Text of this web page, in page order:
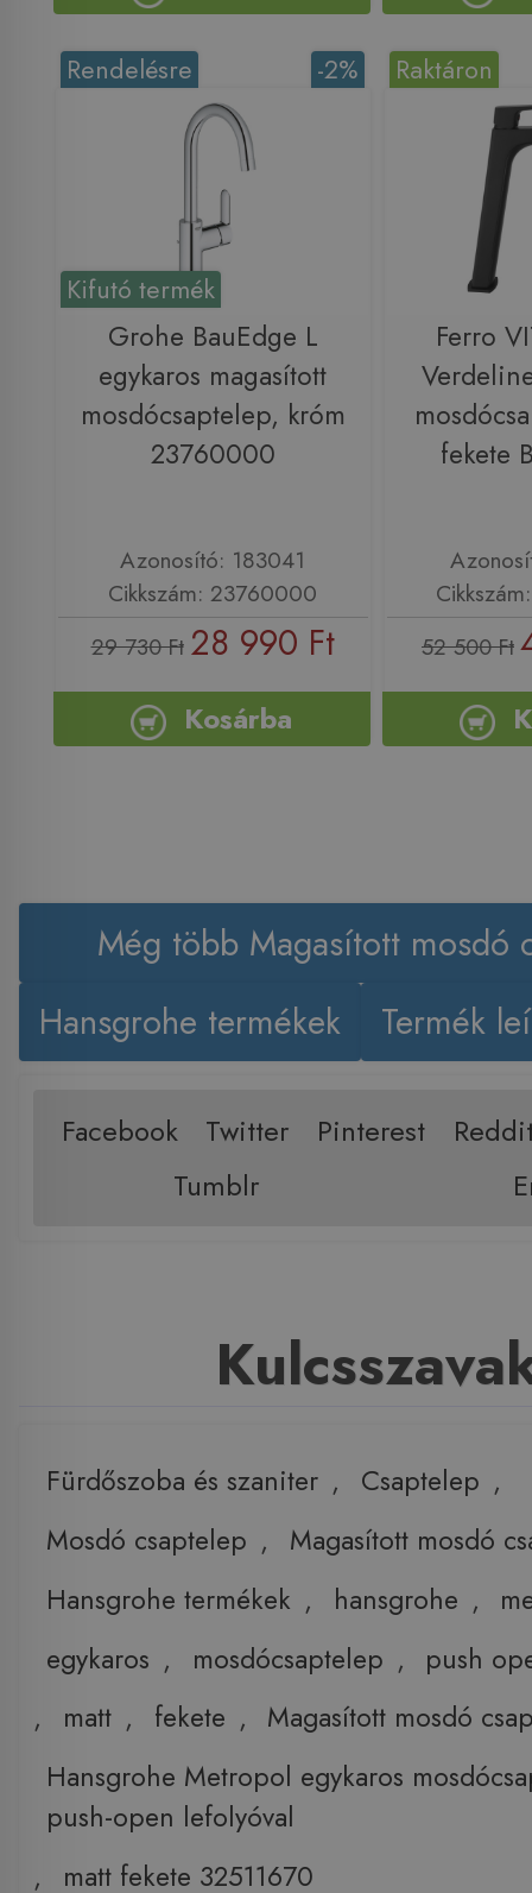
Kifutó termék
-2%
Rendelésre
Grohe BauEdge L
egykaros magasított
mosdócsaptelep, króm
23760000
Azonosító: 183041
Cikkszám: 23760000
29 730 Ft 28 990 Ft
Kosárba
Raktáron
Ferro
fekete
52 500 Ft
Még több Magasított mosdó
Hansgrohe termékek
Termék
Facebook Twitter Pinterest
Tumblr
Fürdőszoba és szaniter , Csaptelep ,
Mosdó csaptelep ,
Magasított mosdó
Hansgrohe termékek , hansgrohe ,
egykaros , mosdócsaptelep ,
push
,
matt , fekete , Magasított mosdó
Hansgrohe Metropol egykaros
push-open lefolyóval
,
matt fekete 32511670